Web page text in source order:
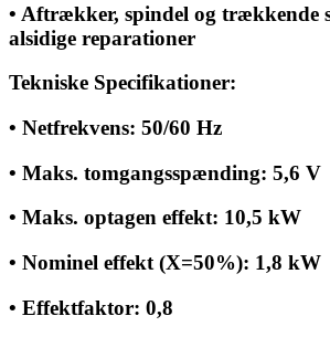
• Aftrækker, spindel og trækkende
alsidige reparationer
Tekniske Specifikationer:
• Netfrekvens: 50/60 Hz
• Maks. tomgangsspænding: 5,6 V
• Maks. optagen effekt: 10,5 kW
• Nominel effekt (X=50%): 1,8 kW
• Effektfaktor: 0,8